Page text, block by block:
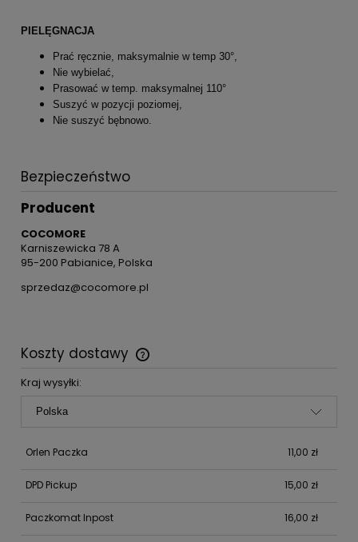
PIELĘGNACJA
Prać ręcznie, maksymalnie w temp 30°,
Nie wybielać,
Prasować w temp. maksymalnej 110°
Suszyć w pozycji poziomej,
Nie suszyć bębnowo.
Bezpieczeństwo
Producent
COCOMORE
Karniszewicka 78 A
95-200 Pabianice, Polska
sprzedaz@cocomore.pl
Koszty dostawy
Cena nie zawiera ewentualnych kosztów płatności
Kraj wysyłki:
Orlen Paczka 11,00 zł
DPD Pickup 15,00 zł
Paczkomat Inpost 16,00 zł